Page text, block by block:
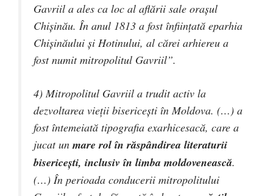
Gavriil a ales ca loc al aflării sale orașul
Chișinău. În anul 1813 a fost înființată eparhia
Chișinăului și Hotinului, al cărei arhiereu a
fost numit mitropolitul Gavriil”.
4) Mitropolitul Gavriil a trudit activ la
dezvoltarea vieții bisericești în Moldova. (…) a
fost întemeiată tipografia exarhicesacă, care a
jucat un mare rol în răspândirea literaturii
bisericești, inclusiv în limba moldovenească.
(…) În perioada conducerii mitropolitului